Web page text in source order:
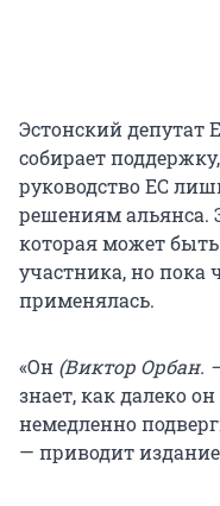
Эстонский депутат
собирает
руководство ЕС
решениям альянса.
которая может
участника, но пока
применялась.
«Он (Виктор Орбан.
знает, как далеко
немедленно
— приводит